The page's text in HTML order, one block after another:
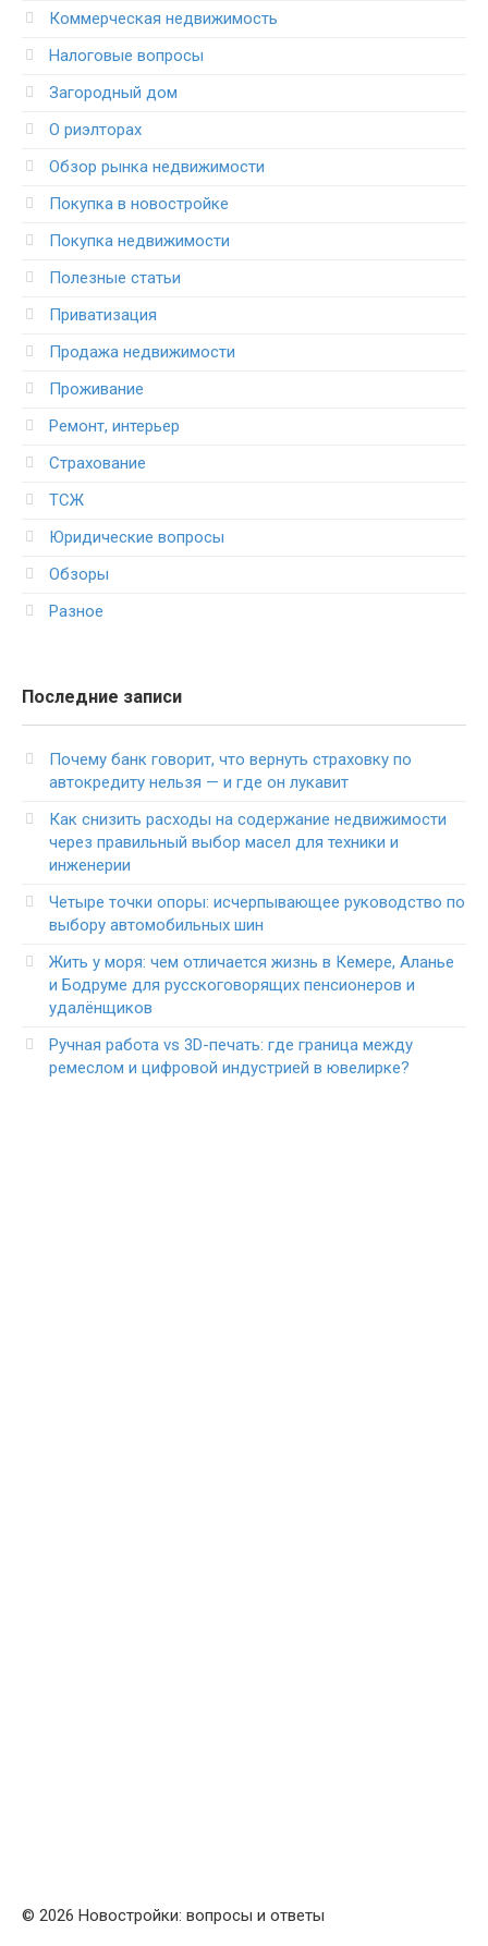
Коммерческая недвижимость
Налоговые вопросы
Загородный дом
О риэлторах
Обзор рынка недвижимости
Покупка в новостройке
Покупка недвижимости
Полезные статьи
Приватизация
Продажа недвижимости
Проживание
Ремонт, интерьер
Страхование
ТСЖ
Юридические вопросы
Обзоры
Разное
Последние записи
Почему банк говорит, что вернуть страховку по
автокредиту нельзя — и где он лукавит
Как снизить расходы на содержание недвижимости
через правильный выбор масел для техники и
инженерии
Четыре точки опоры: исчерпывающее руководство по
выбору автомобильных шин
Жить у моря: чем отличается жизнь в Кемере, Аланье
и Бодруме для русскоговорящих пенсионеров и
удалёнщиков
Ручная работа vs 3D-печать: где граница между
ремеслом и цифровой индустрией в ювелирке?
© 2026 Новостройки: вопросы и ответы